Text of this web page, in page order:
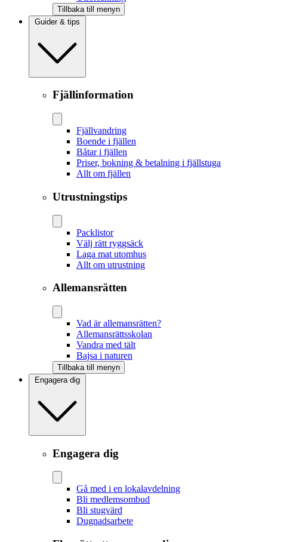
Tillbaka till menyn
Guider & tips
Fjällinformation
Fjällvandring
Boende i fjällen
Båtar i fjällen
Priser, bokning & betalning i fjällstuga
Allt om fjällen
Utrustningstips
Packlistor
Välj rätt ryggsäck
Laga mat utomhus
Allt om utrustning
Allemansrätten
Vad är allemansrätten?
Allemansrättsskolan
Vandra med tält
Bajsa i naturen
Tillbaka till menyn
Engagera dig
Engagera dig
Gå med i en lokalavdelning
Bli medlemsombud
Bli stugvärd
Dugnadsarbete